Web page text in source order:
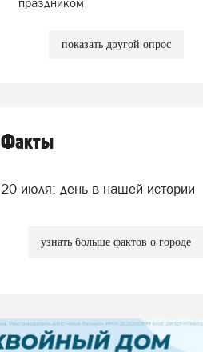
показать другой опрос
Факты
20 июля: день в нашей истории
узнать больше фактов о городе